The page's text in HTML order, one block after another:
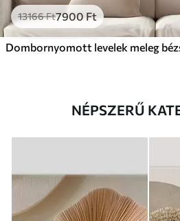
13166Ft7900 Ft
NÉPSZERŰ